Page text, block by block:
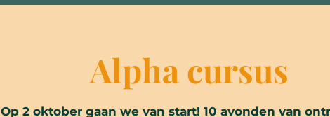
Alpha cursus
Op 2 oktober gaan we van start! 10 avonden van